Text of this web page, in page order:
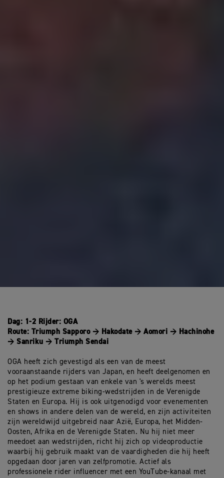
Dag: 1-2 Rijder: OGA
Route: Triumph Sapporo → Hakodate → Aomori → Hachinohe
→ Sanriku → Triumph Sendai
OGA heeft zich gevestigd als een van de meest
vooraanstaande rijders van Japan, en heeft deelgenomen en
op het podium gestaan van enkele van 's werelds meest
prestigieuze extreme biking-wedstrijden in de Verenigde
Staten en Europa. Hij is ook uitgenodigd voor evenementen
en shows in andere delen van de wereld, en zijn activiteiten
zijn wereldwijd uitgebreid naar Azië, Europa, het Midden-
Oosten, Afrika en de Verenigde Staten. Nu hij niet meer
meedoet aan wedstrijden, richt hij zich op videoproductie
waarbij hij gebruik maakt van de vaardigheden die hij heeft
opgedaan door jaren van zelfpromotie. Actief als
professionele rider influencer met een YouTube-kanaal met